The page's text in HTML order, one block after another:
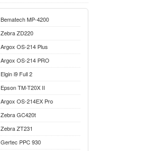
Bematech MP-4200
Zebra ZD220
Argox OS-214 Plus
Argox OS-214 PRO
Elgin i9 Full 2
Epson TM-T20X II
Argox OS-214EX Pro
Zebra GC420t
Zebra ZT231
Gertec PPC 930